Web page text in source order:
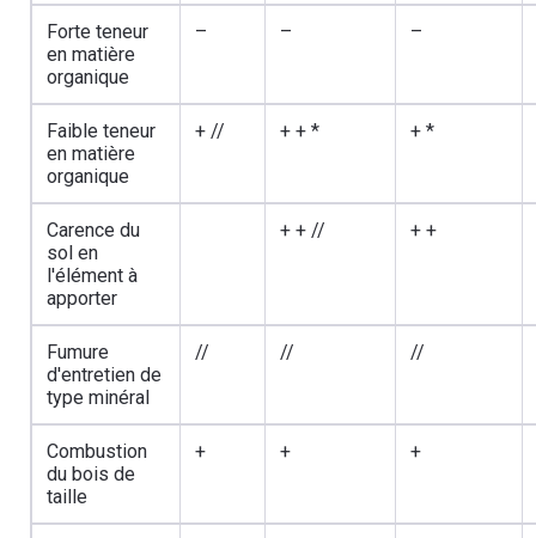
Forte teneur
en matière
organique
– – –
Faible teneur
en matière
organique
+ // + + * + *
Carence du
sol en
l'élément à
apporter
+ + // + +
Fumure
d'entretien de
type minéral
// // //
Combustion
du bois de
taille
+ + +